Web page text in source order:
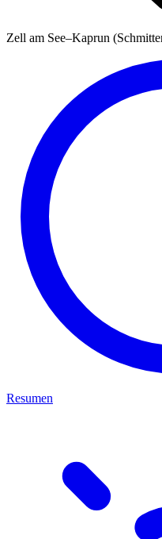
Zell am See–Kaprun
Resumen